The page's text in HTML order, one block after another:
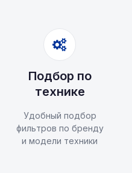
Подбор по
технике
Удобный подбор
фильтров по бренду
и модели техники